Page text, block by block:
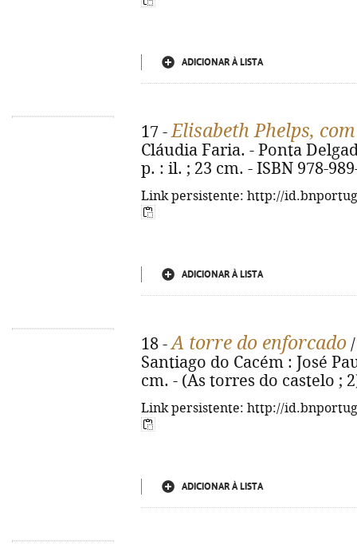
ADICIONAR À LISTA
17 -Elisabeth Phelps,
Cláudia Faria. - Ponta
p. : il. ; 23 cm. - ISBN 978-
Link persistente: http://
ADICIONAR À LISTA
18 -A torre do enforcado
Santiago do Cacém : José
cm. - (As torres do castelo ;
Link persistente: http://
ADICIONAR À LISTA